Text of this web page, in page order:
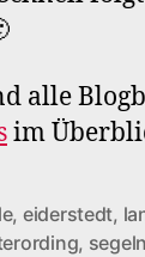
alle
im
, eiderstedt,
, segeln